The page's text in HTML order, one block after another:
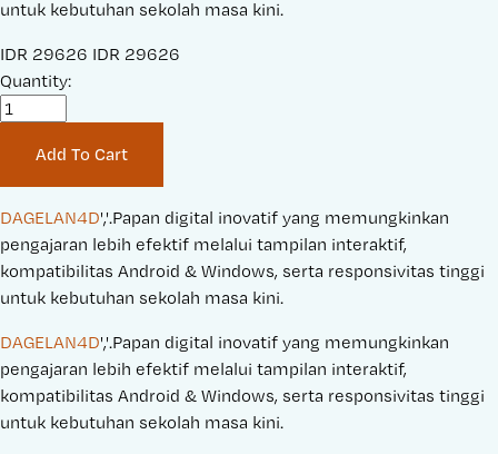
untuk kebutuhan sekolah masa kini.
S
a
r
i
c
e
:
IDR 29626 O
i
n
a
l
P
r
c
e
:
IDR 29626
Quantity:
Add To Cart
DAGELAN4D','.Papan digital inovatif yang memungkinkan
pengajaran lebih efektif melalui tampilan interaktif,
kompatibilitas Android & Windows, serta responsivitas tinggi
untuk kebutuhan sekolah masa kini.
DAGELAN4D','.Papan digital inovatif yang memungkinkan
pengajaran lebih efektif melalui tampilan interaktif,
kompatibilitas Android & Windows, serta responsivitas tinggi
untuk kebutuhan sekolah masa kini.